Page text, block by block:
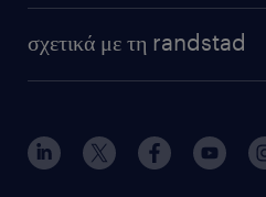
webinars
εκπαίδευση εργαζομένων
employer brand
σχετικά με τη randstad
τα γραφεία μας
δελτία τύπου